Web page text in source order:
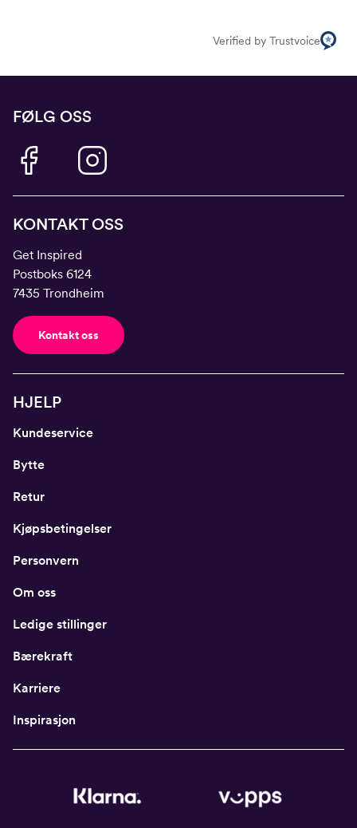
Verified by Trustvoice
FØLG OSS
KONTAKT OSS
Get Inspired
Postboks 6124
7435 Trondheim
Kontakt oss
HJELP
Kundeservice
Bytte
Retur
Kjøpsbetingelser
Personvern
Om oss
Ledige stillinger
Bærekraft
Karriere
Inspirasjon